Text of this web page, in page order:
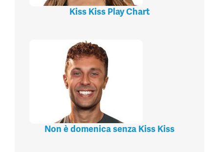
Kiss Kiss Play Chart
Non è domenica senza Kiss Kiss